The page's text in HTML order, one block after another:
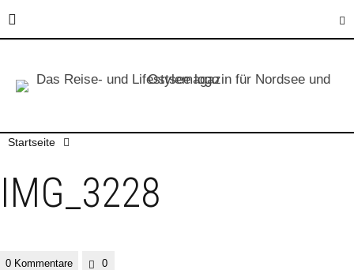
Startseite
IMG_3228
0 Kommentare 0